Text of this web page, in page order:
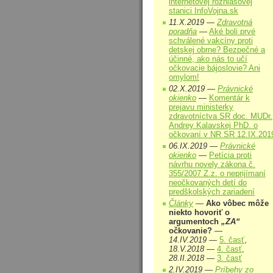
stanici InfoVojna.sk
11.X.2019 —Zdravotná
poradňa — Aké boli prvé
schválené vakcíny proti
detskej obrne? Bezpečné a
účinné, ako nás to učí
očkovacie bájoslovie? Ani
omylom!
02.X.2019 — Právnické
okienko — Komentár k
prejavu ministerky
zdravotníctva SR doc. MUDr.
Andrey Kalavskej PhD. o
očkovaní v NR SR
06.IX.2019 — Právnické
okienko — Petícia proti
návrhu novely zákona č.
355/2007 Z.z. o neprijímaní
neočkovaných detí do
predškolských zariadení
Články — Ako vôbec môže
niekto hovoriť o
argumentoch „ZA“
očkovanie? —
14.IV.2019 — 5. časť,
18.V.2018 — 4. časť,
28.II.2018 — 3. časť
2.IV.2019 — Príbehy zo